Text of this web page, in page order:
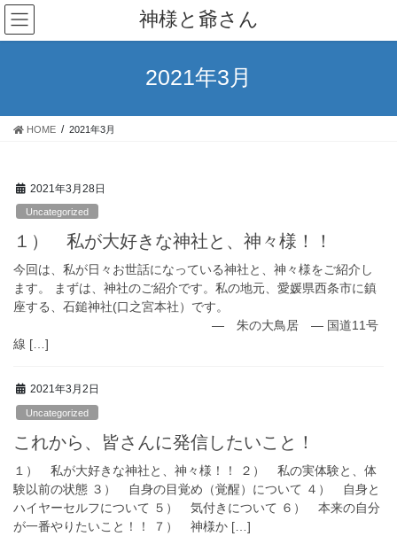
コ
ン
テ
ス
ナ
ビ
ゲ
ン
神様と爺さん
2021年3月
HOME 2021年3月
2021年3月28日
Uncategorized
１） 私が大好きな神社と、神々様！！
今回は、私が日々お世話になっている神社と、神々様をご紹介し
ます。 まずは、神社のご紹介です。私の地元、愛媛県西条市に鎮
座する、石鎚神社(口之宮本社）です。
― 朱の大鳥居 ― 国道11号
線 […]
2021年3月2日
Uncategorized
これから、皆さんに発信したいこと！
１） 私が大好きな神社と、神々様！！ ２） 私の実体験と、体
験以前の状態 ３） 自身の目覚め（覚醒）について ４） 自身と
ハイヤーセルフについて ５） 気付きについて ６） 本来の自分
が一番やりたいこと！！ ７） 神様か […]